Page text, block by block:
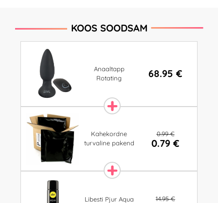
KOOS SOODSAM
Anaaltapp
Rotating
68.95 €
Kahekordne
turvaline pakend
0.99 €
0.79 €
Libesti Pjur Aqua
14.95 €